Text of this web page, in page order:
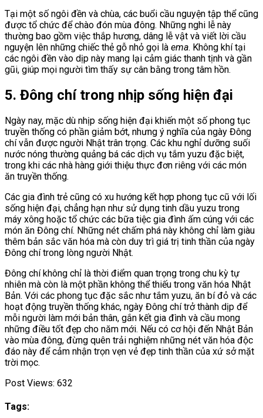
Tại một số ngôi đền và chùa, các buổi cầu nguyện tập thể cũng
được tổ chức để chào đón mùa đông. Những nghi lễ này
thường bao gồm việc thắp hương, dâng lễ vật và viết lời cầu
nguyện lên những chiếc thẻ gỗ nhỏ gọi là ema. Không khí tại
các ngôi đền vào dịp này mang lại cảm giác thanh tịnh và gần
gũi, giúp mọi người tìm thấy sự cân bằng trong tâm hồn.
5. Đông chí trong nhịp sống hiện đại
Ngày nay, mặc dù nhịp sống hiện đại khiến một số phong tục
truyền thống có phần giảm bớt, nhưng ý nghĩa của ngày Đông
chí vẫn được người Nhật trân trọng. Các khu nghỉ dưỡng suối
nước nóng thường quảng bá các dịch vụ tắm yuzu đặc biệt,
trong khi các nhà hàng giới thiệu thực đơn riêng với các món
ăn truyền thống.
Các gia đình trẻ cũng có xu hướng kết hợp phong tục cũ với lối
sống hiện đại, chẳng hạn như sử dụng tinh dầu yuzu trong
máy xông hoặc tổ chức các bữa tiệc gia đình ấm cúng với các
món ăn Đông chí. Những nét chấm phá này không chỉ làm giàu
thêm bản sắc văn hóa mà còn duy trì giá trị tinh thần của ngày
Đông chí trong lòng người Nhật.
Đông chí không chỉ là thời điểm quan trọng trong chu kỳ tự
nhiên mà còn là một phần không thể thiếu trong văn hóa Nhật
Bản. Với các phong tục đặc sắc như tắm yuzu, ăn bí đỏ và các
hoạt động truyền thống khác, ngày Đông chí trở thành dịp để
mỗi người làm mới bản thân, gắn kết gia đình và cầu mong
những điều tốt đẹp cho năm mới. Nếu có cơ hội đến Nhật Bản
vào mùa đông, đừng quên trải nghiệm những nét văn hóa độc
đáo này để cảm nhận trọn vẹn vẻ đẹp tinh thần của xứ sở mặt
trời mọc.
Post Views: 632
Tags: